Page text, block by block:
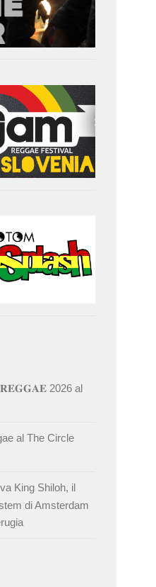
2026 al
al The Circle
King Shiloh, il
di Amsterdam